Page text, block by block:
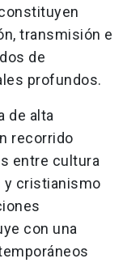
transmisión e
de
profundos.
de alta
recorrido
entre cultura
y cristianismo
con una